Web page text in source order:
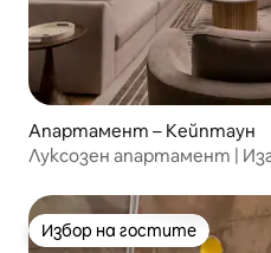
Апартамент – Кейптаун
Луксозен апартамент |
Избор на гостите
Избор на гостите